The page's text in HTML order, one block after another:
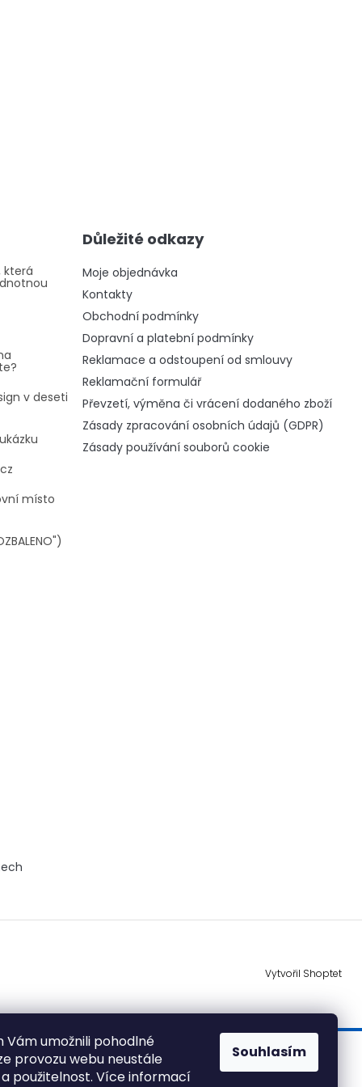
Vám umožnili pohodlné
provozu webu neustále
použitelnost. Více informací
Souhlasím
která
v deseti
místo
Důležité odkazy
Moje objednávka
Kontakty
Obchodní podmínky
Dopravní a platební podmínky
Reklamace a odstoupení od smlouvy
Reklamační formulář
Převzetí, výměna či vrácení dodaného zboží
Zásady zpracování osobních údajů (GDPR)
Zásady používání souborů cookie
Vytvořil Shoptet